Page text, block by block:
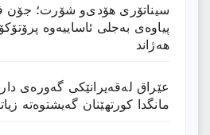
سیناتۆری هۆدی‌و شۆرت؛ جۆن
پیاوەی بەجلی ئاساییەوە
هەژاند
عێراق له‌قه‌یرانێكى گه‌وره‌ى
مانگدا كورتهێنان گه‌یشتوه‌ته‌ زیاتر له‌11